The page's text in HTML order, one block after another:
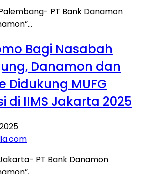
PT Bank Danamon
Bagi Nasabah
Danamon dan
Didukung MUFG
di IIMS Jakarta 2025
PT Bank Danamon